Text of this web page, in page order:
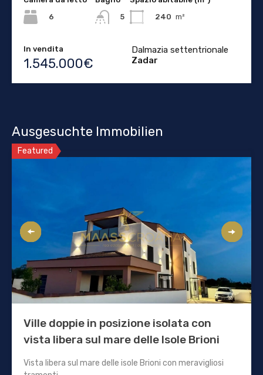
6
5
240 m²
In vendita
1.545.000€
Dalmazia settentrionale
Zadar
Ausgesuchte Immobilien
Featured
Ville doppie in posizione isolata con
vista libera sul mare delle Isole Brioni
Vista libera sul mare delle isole Brioni con meravigliosi